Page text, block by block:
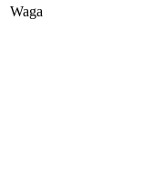
Waga